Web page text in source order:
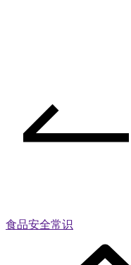
食品安全常识